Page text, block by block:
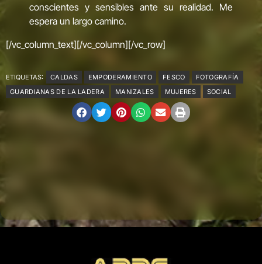
conscientes y sensibles ante su realidad. Me
espera un largo camino.
[/vc_column_text][/vc_column][/vc_row]
ETIQUETAS: CALDAS EMPODERAMIENTO FESCO
FOTOGRAFÍA
GUARDIANAS DE LA LADERA
MANIZALES MUJERES SOCIAL